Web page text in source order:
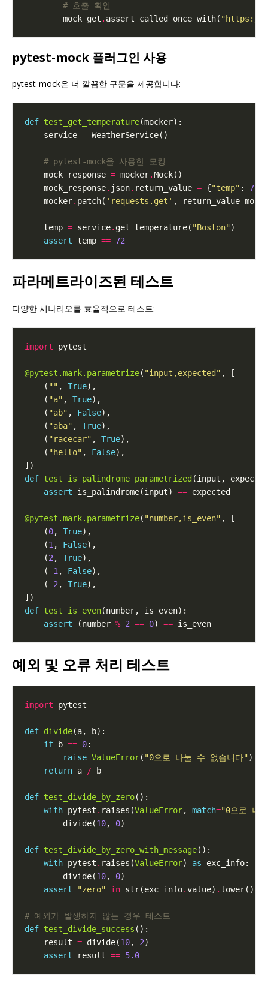
# 호출 확인
        mock_get
. assert_called_once_with( "https://
pytest-mock 플러그인 사용
pytest-mock은 더 깔끔한 구문을 제공합니다:
def test_get_temperature
    service
=
# pytest-mock을 사용한 모킹
    mock_response
= mocker.
    mock_response
. json. return_value = {"temp" : 72
    mocker
. patch( 'requests.get' , return_value=
    temp
= service. get_temperature( "Boston"
assert temp == 72
파라메트라이즈된 테스트
다양한 시나리오를 효율적으로 테스트:
import
@pytest.mark.parametrize( "input,expected"
    (
"" , True
    (
"a" , True
    (
"ab" , False
    (
"aba" , True
    (
"racecar" , True
    (
"hello" , False
def test_is_palindrome_parametrized
assert is_palindrome(input) ==
@pytest.mark.parametrize( "number,is_even"
    (
0, True
    (
1 , False
    (
2 , True
    (
-1 , False
    (
-2 , True
def test_is_even
assert (number % 2 == 0) ==
예외 및 오류 처리 테스트
import
def divide
if b == 0
raise ValueError( "0으로 나눌 수 없습니다"
return a /
def test_divide_by_zero
with pytest . raises(ValueError, match="0으로 나
        divide(
10, 0
def test_divide_by_zero_with_message
with pytest . raises(ValueError) as
        divide(
10, 0
assert
"zero" in str(exc_info.value) .
# 예외가 발생하지 않는 경우 테스트
def test_divide_success
    result
= divide(10, 2
assert result == 5.0